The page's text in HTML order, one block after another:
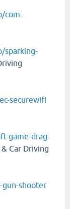
com-
sparking-
securewifi
game-drag-
Car Driving
shooter